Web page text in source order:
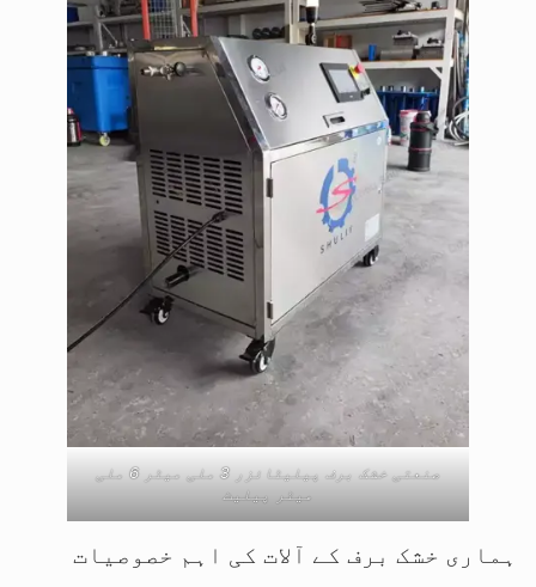
صنعتی خشک برف پیلیٹائزر 3 ملی میٹر 6 ملی
میٹر پیلیٹ
ہماری خشک برف کے آلات کی اہم خصوصیات